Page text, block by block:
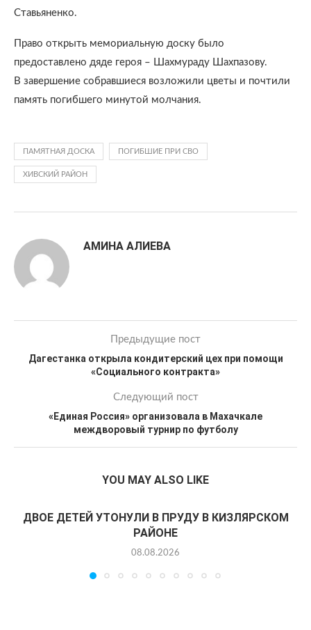
Ставьяненко.
Право открыть мемориальную доску было
предоставлено дяде героя – Шахмураду Шахпазову.
В завершение собравшиеся возложили цветы и почтили
память погибшего минутой молчания.
ПАМЯТНАЯ ДОСКА ПОГИБШИЕ ПРИ СВО
ХИВСКИЙ РАЙОН
АМИНА АЛИЕВА
Предыдущие пост
Дагестанка открыла кондитерский цех при помощи
«Социального контракта»
Следующий пост
«Единая Россия» организовала в Махачкале
междворовый турнир по футболу
YOU MAY ALSO LIKE
ДВОЕ ДЕТЕЙ УТОНУЛИ В ПРУДУ В КИЗЛЯРСКОМ
РАЙОНЕ
08.08.2026